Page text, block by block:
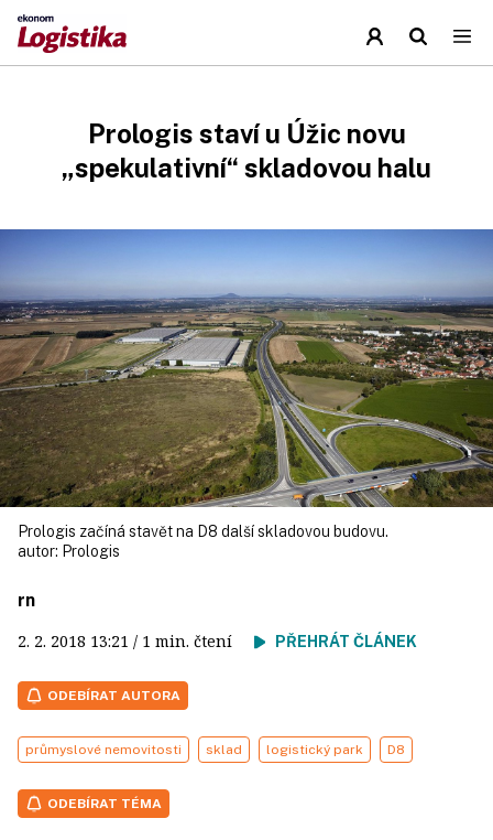
Prologis staví u Úžic novu
„spekulativní“ skladovou halu
Prologis začíná stavět na D8 další skladovou budovu.
autor: Prologis
rn
2. 2. 2018 13:21 / 1 min. čtení PŘEHRÁT ČLÁNEK
ODEBÍRAT AUTORA
průmyslové nemovitosti sklad logistický park D8
ODEBÍRAT TÉMA